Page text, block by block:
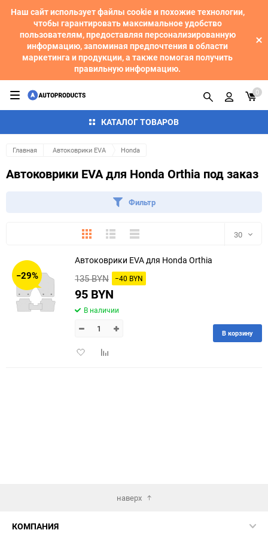
Наш сайт использует файлы cookie и похожие технологии,
чтобы гарантировать максимальное удобство
пользователям, предоставляя персонализированную
информацию, запоминая предпочтения в области
маркетинга и продукции, а также помогая получить
правильную информацию.
КАТАЛОГ ТОВАРОВ
0
Главная Автоковрики EVA Honda
Автоковрики EVA для Honda Orthia под заказ
Фильтр
ПлиткаПодробноКомпактно 30
150
−29%
Автоковрики EVA для Honda Orthia
135 BYN −40 BYN
95 BYN
В наличии
ДобавитьДобавить
В корзину
наверх
КОМПАНИЯ